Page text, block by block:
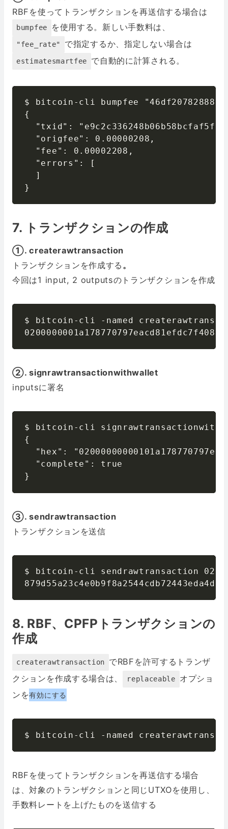
RBFを使ってトランザクションを再送信する場合は
bumpfee を使用する。新しい手数料は、
"fee_rate" で指定するか、指定しない場合は
estimatesmartfee で自動的に計算される。
$ bitcoin-cli bumpfee
{
"txid":
  "origfee": 0.00000208,
  "fee": 0.00002208,
  "errors": [
  ]
}
7. トランザクションの作成
①. createrawtransaction
トランザクションを作成する 。
今回は1 input, 2 outputsのトランザクションを作成
$ bitcoin-cli -named
②. signrawtransactionwithwallet
inputsに署名
$ bitcoin-cli signrawtransactionwithwallet
{
"hex":
  "complete": true
③. sendrawtransaction
トランザクションを送信
$ bitcoin-cli sendrawtransaction
8. RBF、CPFPトランザクションの
作成
createrawtransaction
でRBFを許可するトランザ
クションを作成する場合は、
replaceable
オプショ
ンを有効にする
$ bitcoin-cli -named
RBFを使ってトランザクションを再送信する場合
は、対象のトランザクションと同じUTXOを使用し、
手数料レートを上げたものを送信する